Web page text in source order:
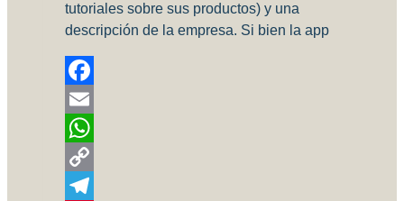
tutoriales sobre sus productos) y una
descripción de la empresa. Si bien la app
Facebook
Email
WhatsApp
Copy